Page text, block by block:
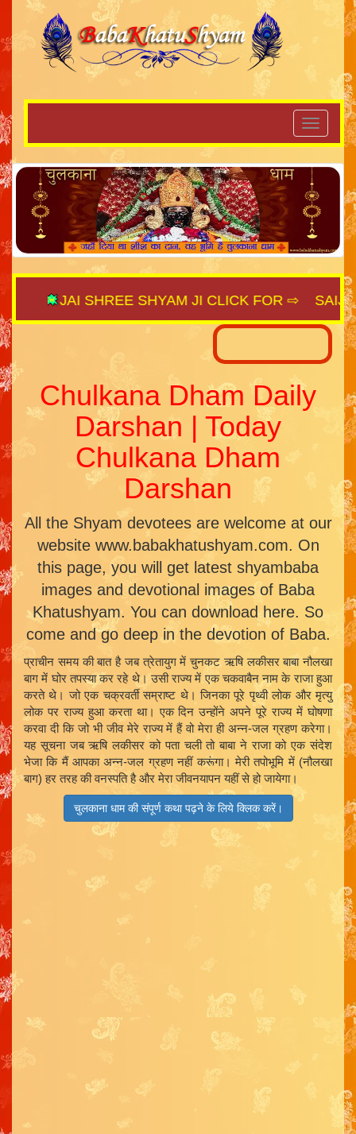
JAI SHREE SHYAM JI CLICK FOR ⇨
Chulkana Dham Daily
Darshan | Today
Chulkana Dham
Darshan
All the Shyam devotees are welcome at our
website www.babakhatushyam.com. On
this page, you will get latest shyambaba
images and devotional images of Baba
Khatushyam. You can download here. So
come and go deep in the devotion of Baba.
प्राचीन समय की बात है जब त्रेतायुग में चुनकट ऋषि लकीसर बाबा नौलखा
बाग में घोर तपस्या कर रहे थे। उसी राज्य में एक चकवाबैन नाम के राजा हुआ
करते थे। जो एक चक्रवर्ती सम्राष्ट थे। जिनका पूरे पृथ्वी लोक और मृत्यु
लोक पर राज्य हुआ करता था। एक दिन उन्होंने अपने पूरे राज्य में घोषणा
करवा दी कि जो भी जीव मेरे राज्य में हैं वो मेरा ही अन्न-जल ग्रहण करेगा।
यह सूचना जब ऋषि लकीसर को पता चली तो बाबा ने राजा को एक संदेश
भेजा कि मैं आपका अन्न-जल ग्रहण नहीं करूंगा। मेरी तपोभूमि में (नौलखा
बाग) हर तरह की वनस्पति है और मेरा जीवनयापन यहीं से हो जायेगा।
चुलकाना धाम की संपूर्ण कथा पढ़ने के लिये क्लिक करें।